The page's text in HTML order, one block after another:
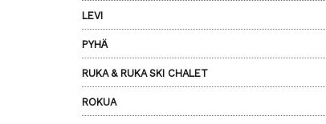
LEVI
PYHÄ
RUKA & RUKA SKI CHALET
ROKUA